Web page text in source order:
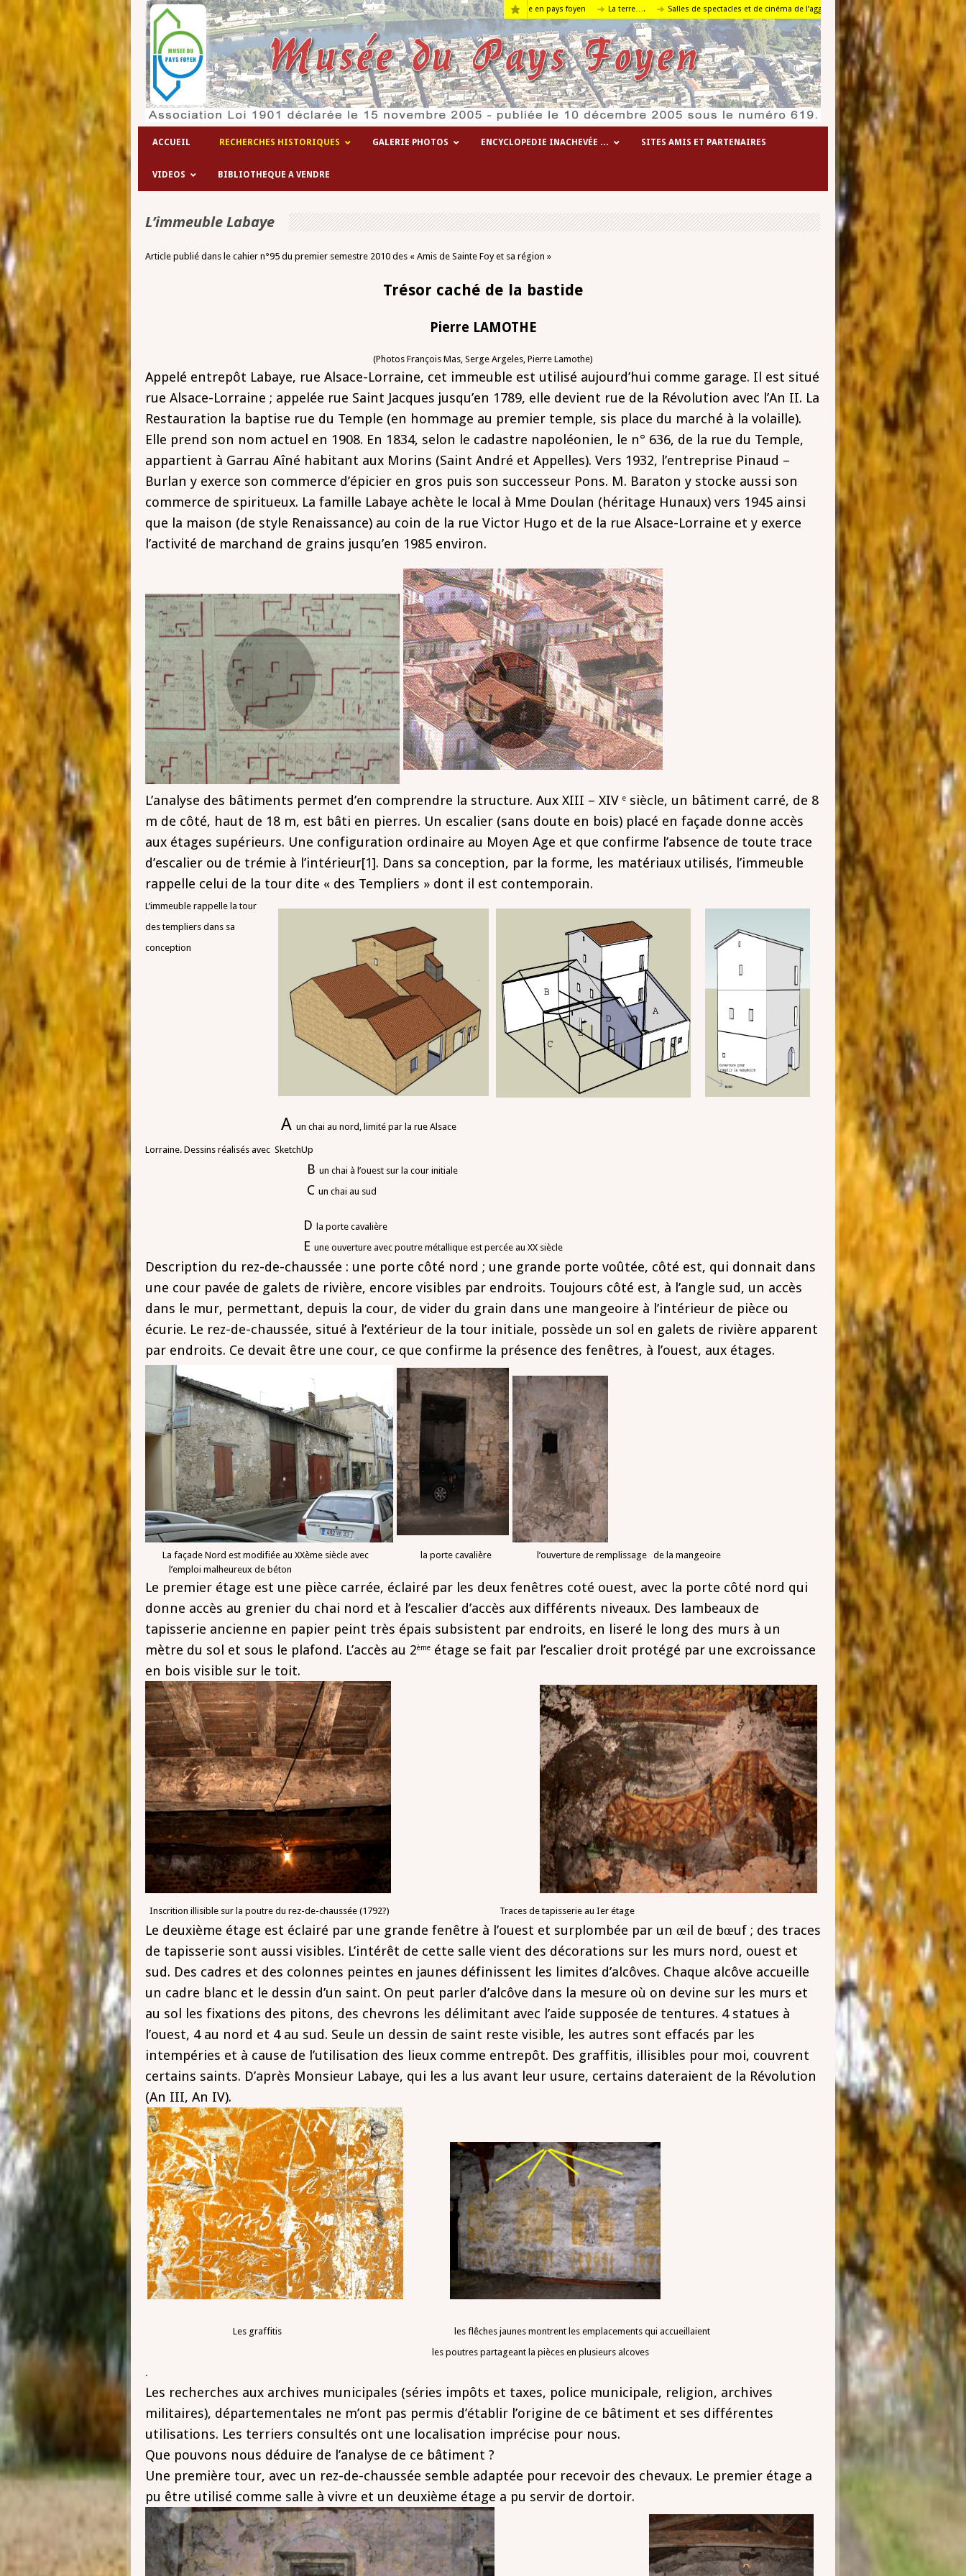
La terre…. Salles de spectacles et de cinéma de l’agglomération foyenne Le travail en pays foyen de 1255 à nos jours
ACCUEIL RECHERCHES HISTORIQUES GALERIE PHOTOS ENCYCLOPEDIE INACHEVÉE … SITES AMIS ET PARTENAIRES
VIDEOS BIBLIOTHEQUE A VENDRE
L’immeuble Labaye
Article publié dans le cahier n°95 du premier semestre 2010 des « Amis de Sainte Foy et sa région »
Trésor caché de la bastide
Pierre LAMOTHE
(Photos François Mas, Serge Argeles, Pierre Lamothe)
Appelé entrepôt Labaye, rue Alsace-Lorraine, cet immeuble est utilisé aujourd’hui comme garage. Il est situé
rue Alsace-Lorraine ; appelée rue Saint Jacques jusqu’en 1789, elle devient rue de la Révolution avec l’An II. La
Restauration la baptise rue du Temple (en hommage au premier temple, sis place du marché à la volaille).
Elle prend son nom actuel en 1908. En 1834, selon le cadastre napoléonien, le n° 636, de la rue du Temple,
appartient à Garrau Aîné habitant aux Morins (Saint André et Appelles). Vers 1932, l’entreprise Pinaud –
Burlan y exerce son commerce d’épicier en gros puis son successeur Pons. M. Baraton y stocke aussi son
commerce de spiritueux. La famille Labaye achète le local à Mme Doulan (héritage Hunaux) vers 1945 ainsi
que la maison (de style Renaissance) au coin de la rue Victor Hugo et de la rue Alsace-Lorraine et y exerce
l’activité de marchand de grains jusqu’en 1985 environ.
L’analyse des bâtiments permet d’en comprendre la structure. Aux XIII – XIV e siècle, un bâtiment carré, de 8
m de côté, haut de 18 m, est bâti en pierres. Un escalier (sans doute en bois) placé en façade donne accès
aux étages supérieurs. Une configuration ordinaire au Moyen Age et que confirme l’absence de toute trace
d’escalier ou de trémie à l’intérieur[1]. Dans sa conception, par la forme, les matériaux utilisés, l’immeuble
rappelle celui de la tour dite « des Templiers » dont il est contemporain.
L’immeuble rappelle la tour
des templiers dans sa
conception
A un chai au nord, limité par la rue Alsace
Lorraine. Dessins réalisés avec SketchUp
B un chai à l’ouest sur la cour initiale
C un chai au sud
D la porte cavalière
E une ouverture avec poutre métallique est percée au XX siècle
Description du rez-de-chaussée : une porte côté nord ; une grande porte voûtée, côté est, qui donnait dans
une cour pavée de galets de rivière, encore visibles par endroits. Toujours côté est, à l’angle sud, un accès
dans le mur, permettant, depuis la cour, de vider du grain dans une mangeoire à l’intérieur de pièce ou
écurie. Le rez-de-chaussée, situé à l’extérieur de la tour initiale, possède un sol en galets de rivière apparent
par endroits. Ce devait être une cour, ce que confirme la présence des fenêtres, à l’ouest, aux étages.
La façade Nord est modifiée au XXème siècle avec la porte cavalière l’ouverture de remplissage de la mangeoire
l’emploi malheureux de béton
Le premier étage est une pièce carrée, éclairé par les deux fenêtres coté ouest, avec la porte côté nord qui
donne accès au grenier du chai nord et à l’escalier d’accès aux différents niveaux. Des lambeaux de
tapisserie ancienne en papier peint très épais subsistent par endroits, en liseré le long des murs à un
mètre du sol et sous le plafond. L’accès au 2ème étage se fait par l’escalier droit protégé par une excroissance
en bois visible sur le toit.
Inscrition illisible sur la poutre du rez-de-chaussée (1792?) Traces de tapisserie au Ier étage
Le deuxième étage est éclairé par une grande fenêtre à l’ouest et surplombée par un œil de bœuf ; des traces
de tapisserie sont aussi visibles. L’intérêt de cette salle vient des décorations sur les murs nord, ouest et
sud. Des cadres et des colonnes peintes en jaunes définissent les limites d’alcôves. Chaque alcôve accueille
un cadre blanc et le dessin d’un saint. On peut parler d’alcôve dans la mesure où on devine sur les murs et
au sol les fixations des pitons, des chevrons les délimitant avec l’aide supposée de tentures. 4 statues à
l’ouest, 4 au nord et 4 au sud. Seule un dessin de saint reste visible, les autres sont effacés par les
intempéries et à cause de l’utilisation des lieux comme entrepôt. Des graffitis, illisibles pour moi, couvrent
certains saints. D’après Monsieur Labaye, qui les a lus avant leur usure, certains dateraient de la Révolution
(An III, An IV).
Les graffitis
les flêches jaunes montrent les emplacements qui accueillaient
les poutres partageant la pièces en plusieurs alcoves
.
Les recherches aux archives municipales (séries impôts et taxes, police municipale, religion, archives
militaires), départementales ne m’ont pas permis d’établir l’origine de ce bâtiment et ses différentes
utilisations. Les terriers consultés ont une localisation imprécise pour nous.
Que pouvons nous déduire de l’analyse de ce bâtiment ?
Une première tour, avec un rez-de-chaussée semble adaptée pour recevoir des chevaux. Le premier étage a
pu être utilisé comme salle à vivre et un deuxième étage a pu servir de dortoir.